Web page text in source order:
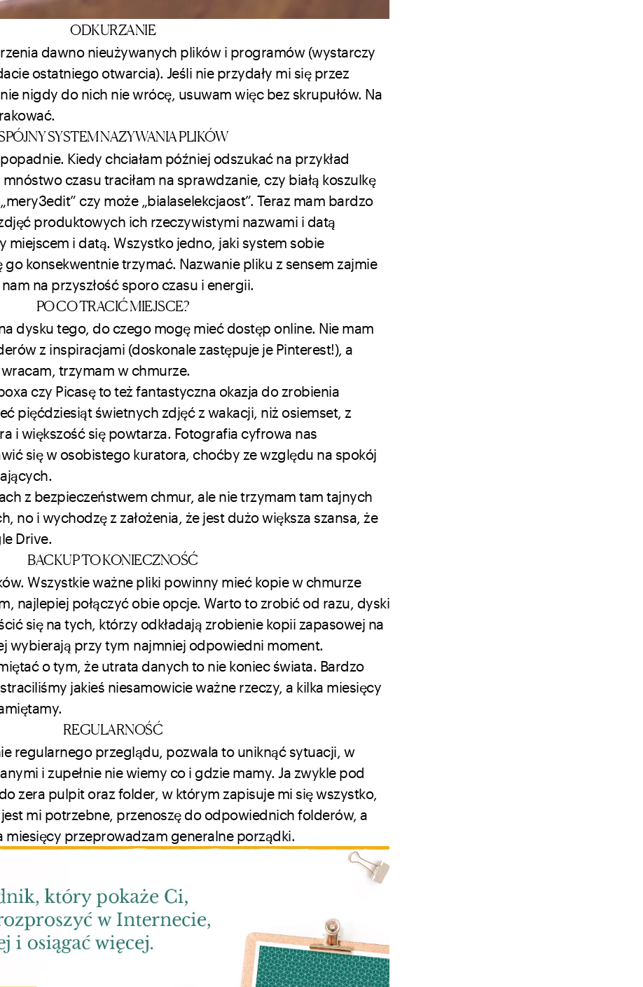
ODKURZANIE
dawno nieużywanych plików i programów (wystarczy
ostatniego otwarcia). Jeśli nie przydały mi się przez
nigdy do nich nie wrócę, usuwam więc bez skrupułów. Na
SYSTEM NAZYWANIA PLIKÓW
Kiedy chciałam później odszukać na przykład
czasu traciłam na sprawdzanie, czy białą koszulkę
czy może „bialaselekcjaost”. Teraz mam bardzo
produktowych ich rzeczywistymi nazwami i datą
miejscem i datą. Wszystko jedno, jaki system sobie
konsekwentnie trzymać. Nazwanie pliku z sensem zajmie
na przyszłość sporo czasu i energii.
PO CO TRACIĆ MIEJSCE?
dysku tego, do czego mogę mieć dostęp online. Nie mam
z inspiracjami (doskonale zastępuje je Pinterest!), a
trzymam w chmurze.
czy Picasę to też fantastyczna okazja do zrobienia
pięćdziesiąt świetnych zdjęć z wakacji, niż osiemset, z
i większość się powtarza. Fotografia cyfrowa nas
się w osobistego kuratora, choćby ze względu na spokój
z bezpieczeństwem chmur, ale nie trzymam tam tajnych
no i wychodzę z założenia, że jest dużo większa szansa, że
Drive.
BACKUP TO KONIECZNOŚĆ
Wszystkie ważne pliki powinny mieć kopie w chmurze
najlepiej połączyć obie opcje. Warto to zrobić od razu, dyski
się na tych, którzy odkładają zrobienie kopii zapasowej na
wybierają przy tym najmniej odpowiedni moment.
o tym, że utrata danych to nie koniec świata. Bardzo
jakieś niesamowicie ważne rzeczy, a kilka miesięcy
REGULARNOŚĆ
regularnego przeglądu, pozwala to uniknąć sytuacji, w
i zupełnie nie wiemy co i gdzie mamy. Ja zwykle pod
zera pulpit oraz folder, w którym zapisuje mi się wszystko,
mi potrzebne, przenoszę do odpowiednich folderów, a
miesięcy przeprowadzam generalne porządki.